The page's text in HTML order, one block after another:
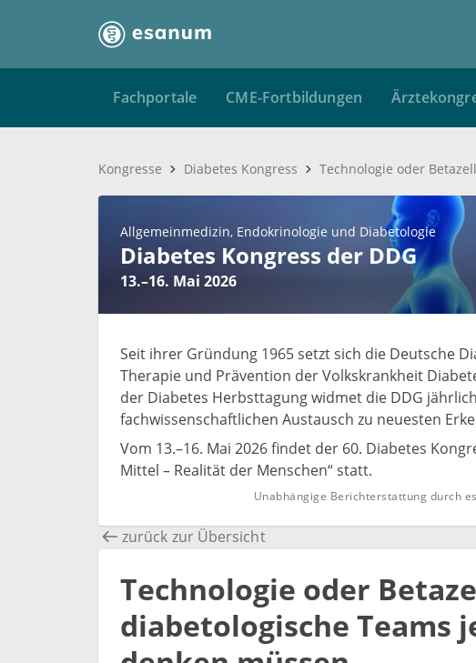
Fachportale CME-Fortbildungen
Kongresse Diabetes Kongress
Allgemeinmedizin Endokrinologie und Diabetologie
Diabetes Kongress der DDG
13.–16. Mai 2026
Seit ihrer Gründung 1965 setzt sich die Deutsche
Therapie und Prävention der Volkskrankheit
der Diabetes Herbsttagung widmet die DDG
fachwissenschaftlichen Austausch zu neuesten
Vom 13.–16. Mai 2026 findet der 60. Diabetes
Mittel – Realität der Menschen“ statt.
Unabhängige Berichterstattung durch
zurück zur Übersicht
Technologie oder
diabetologische Teams